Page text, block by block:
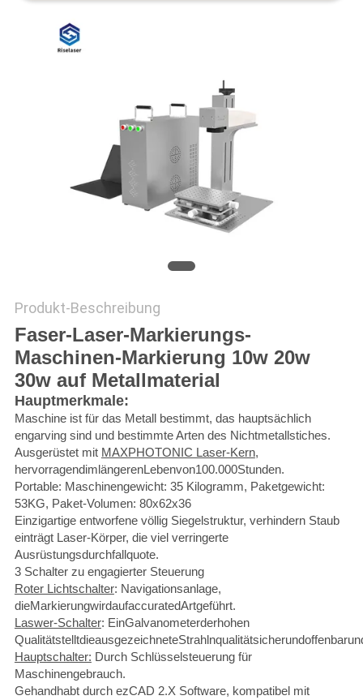
Produkt-Beschreibung
Faser-Laser-Markierungs-
Maschinen-Markierung 10w 20w
30w auf Metallmaterial
Hauptmerkmale:
Maschine ist für das Metall bestimmt, das hauptsächlich
engarving sind und bestimmte Arten des Nichtmetallstiches.
Ausgerüstet mit MAXPHOTONIC Laser-Kern,
hervorragendimlängerenLebenvon100.000Stunden.
Portable: Maschinengewicht: 35 Kilogramm, Paketgewicht:
53KG, Paket-Volumen: 80x62x36
Einzigartige entworfene völlig Siegelstruktur, verhindern Staub
einträgt Laser-Körper, die viel verringerte
Ausrüstungsdurchfallquote.
3 Schalter zu engagierter Steuerung
Roter Lichtschalter: Navigationsanlage,
dieMarkierungwirdaufaccuratedArtgeführt.
Laswer-Schalter: EinGalvanometerderhohen
Hauptschalter: Durch Schlüsselsteuerung für
Maschinengebrauch.
Gehandhabt durch ezCAD 2.X Software, kompatibel mit